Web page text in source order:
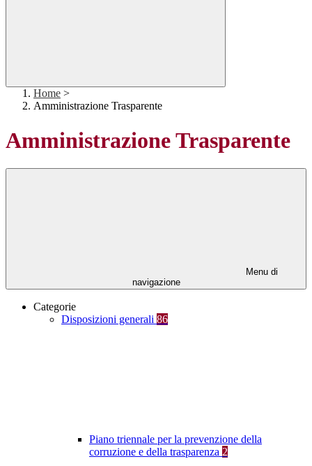
Home >
Amministrazione Trasparente
Amministrazione Trasparente
Menu di
navigazione
Categorie
Disposizioni generali 86
Piano triennale per la prevenzione della
corruzione e della trasparenza 2